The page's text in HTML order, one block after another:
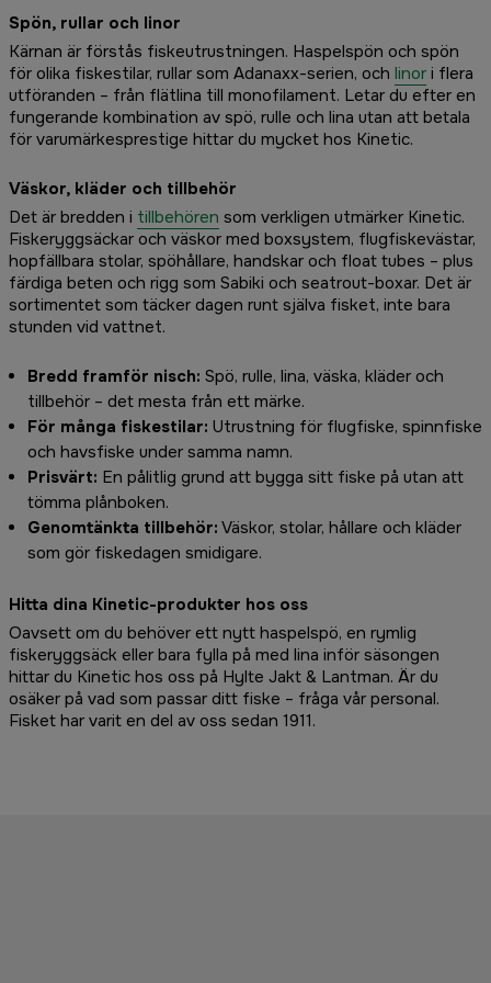
Spön, rullar och linor
Kärnan är förstås fiskeutrustningen. Haspelspön och spön
för olika fiskestilar, rullar som Adanaxx-serien, och linor i flera
utföranden – från flätlina till monofilament. Letar du efter en
fungerande kombination av spö, rulle och lina utan att betala
för varumärkesprestige hittar du mycket hos Kinetic.
Väskor, kläder och tillbehör
Det är bredden i tillbehören som verkligen utmärker Kinetic.
Fiskeryggsäckar och väskor med boxsystem, flugfiskevästar,
hopfällbara stolar, spöhållare, handskar och float tubes – plus
färdiga beten och rigg som Sabiki och seatrout-boxar. Det är
sortimentet som täcker dagen runt själva fisket, inte bara
stunden vid vattnet.
Bredd framför nisch: Spö, rulle, lina, väska, kläder och
tillbehör – det mesta från ett märke.
För många fiskestilar: Utrustning för flugfiske, spinnfiske
och havsfiske under samma namn.
Prisvärt: En pålitlig grund att bygga sitt fiske på utan att
tömma plånboken.
Genomtänkta tillbehör: Väskor, stolar, hållare och kläder
som gör fiskedagen smidigare.
Hitta dina Kinetic-produkter hos oss
Oavsett om du behöver ett nytt haspelspö, en rymlig
fiskeryggsäck eller bara fylla på med lina inför säsongen
hittar du Kinetic hos oss på Hylte Jakt & Lantman. Är du
osäker på vad som passar ditt fiske – fråga vår personal.
Fisket har varit en del av oss sedan 1911.